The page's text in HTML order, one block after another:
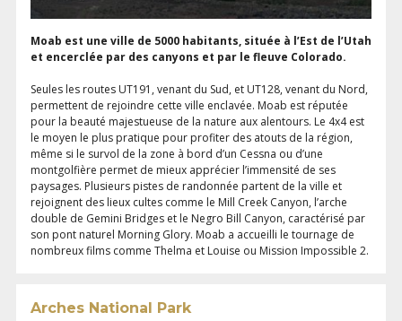
Moab est une ville de 5000 habitants, située à l’Est de l’Utah
et encerclée par des canyons et par le fleuve Colorado.
Seules les routes UT191, venant du Sud, et UT128, venant du Nord,
permettent de rejoindre cette ville enclavée. Moab est réputée
pour la beauté majestueuse de la nature aux alentours. Le 4x4 est
le moyen le plus pratique pour profiter des atouts de la région,
même si le survol de la zone à bord d’un Cessna ou d’une
montgolfière permet de mieux apprécier l’immensité de ses
paysages. Plusieurs pistes de randonnée partent de la ville et
rejoignent des lieux cultes comme le Mill Creek Canyon, l’arche
double de Gemini Bridges et le Negro Bill Canyon, caractérisé par
son pont naturel Morning Glory. Moab a accueilli le tournage de
nombreux films comme Thelma et Louise ou Mission Impossible 2.
Arches National Park